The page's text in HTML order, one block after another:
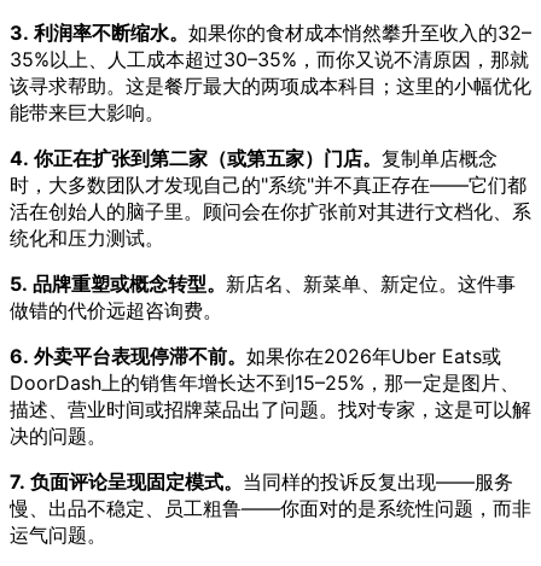
3. 利润率不断缩水。 如果你的食材成本悄然攀升至收入的32–
35%以上、人工成本超过30–35%，而你又说不清原因，那就
该寻求帮助。这是餐厅最大的两项成本科目；这里的小幅优化
能带来巨大影响。
4. 你正在扩张到第二家（或第五家）门店。 复制单店概念
时，大多数团队才发现自己的"系统"并不真正存在——它们都
活在创始人的脑子里。顾问会在你扩张前对其进行文档化、系
统化和压力测试。
5. 品牌重塑或概念转型。 新店名、新菜单、新定位。这件事
做错的代价远超咨询费。
6. 外卖平台表现停滞不前。 如果你在2026年Uber Eats或
DoorDash上的销售年增长达不到15–25%，那一定是图片、
描述、营业时间或招牌菜品出了问题。找对专家，这是可以解
决的问题。
7. 负面评论呈现固定模式。 当同样的投诉反复出现——服务
慢、出品不稳定、员工粗鲁——你面对的是系统性问题，而非
运气问题。